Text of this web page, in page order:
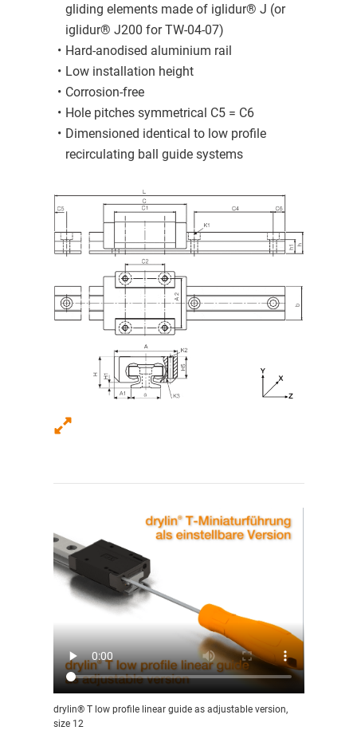
gliding elements made of iglidur® J (or
iglidur® J200 for TW-04-07)
Hard-anodised aluminium rail
Low installation height
Corrosion-free
Hole pitches symmetrical C5 = C6
Dimensioned identical to low profile
recirculating ball guide systems
drylin® T low profile linear guide as adjustable version,
size 12